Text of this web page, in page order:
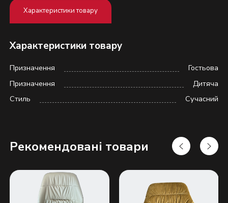
Характеристики товару
Характеристики товару
Призначення
Гостьова
Призначення
Дитяча
Стиль
Сучасний
Рекомендовані товари